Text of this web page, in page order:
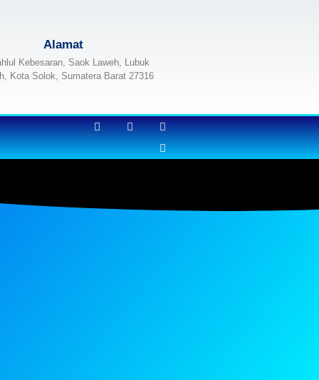
Alamat
Kebesaran, Saok Laweh, Lubuk
Kota Solok, Sumatera Barat 27316